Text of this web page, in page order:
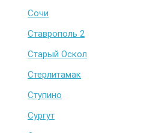
Сочи
Ставрополь 2
Старый Оскол
Стерлитамак
Ступино
Сургут